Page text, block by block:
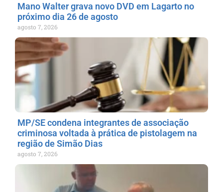
Mano Walter grava novo DVD em Lagarto no
próximo dia 26 de agosto
agosto 7, 2026
MP/SE condena integrantes de associação
criminosa voltada à prática de pistolagem na
região de Simão Dias
agosto 7, 2026